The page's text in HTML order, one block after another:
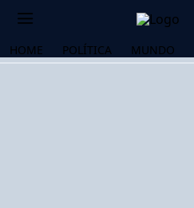
HOME POLÍTICA MUNDO